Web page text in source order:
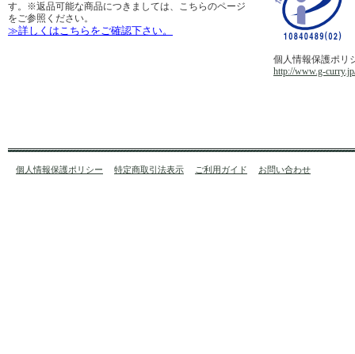
す。※返品可能な商品につきましては、こちらのページ
をご参照ください。
≫詳しくはこちらをご確認下さい。
個人情報保護ポリ
http://www.g-
個人情報保護ポリシー 特定商取引法表示 ご利用ガイド お問い合わせ